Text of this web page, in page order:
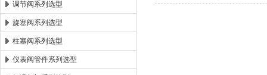
调节阀系列选型
旋塞阀系列选型
柱塞阀系列选型
仪表阀管件系列选型